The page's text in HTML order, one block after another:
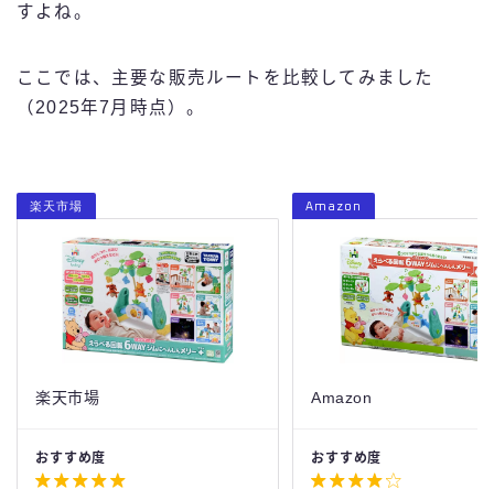
すよね。
ここでは、主要な販売ルートを比較してみました
（2025年7月時点）。
楽天市場
楽天市場
おすすめ度

Amazon
Amazon
おすすめ度
  